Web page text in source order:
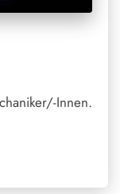
Innen.